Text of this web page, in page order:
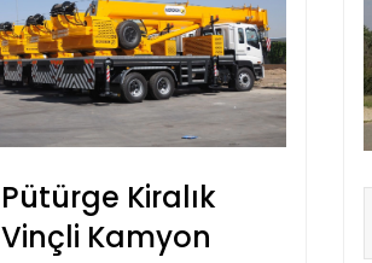
Pütürge Kiralık
Vinçli Kamyon